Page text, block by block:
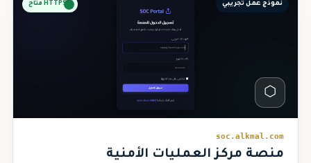
نموذج عمل تجريبي HTTPS متاح
⬡
soc.alkmal.com
منصة مركز العمليات الأمنية